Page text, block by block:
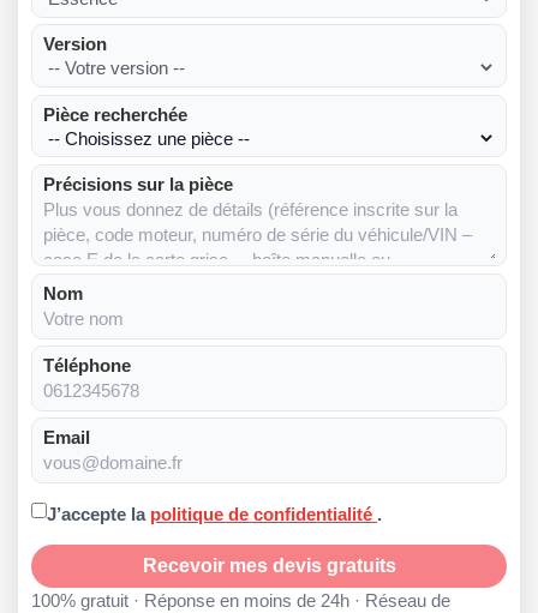
Version
Pièce recherchée
Précisions sur la pièce
Nom
Téléphone
Email
J’accepte la politique de confidentialité .
Recevoir mes devis gratuits
100% gratuit · Réponse en moins de 24h · Réseau de